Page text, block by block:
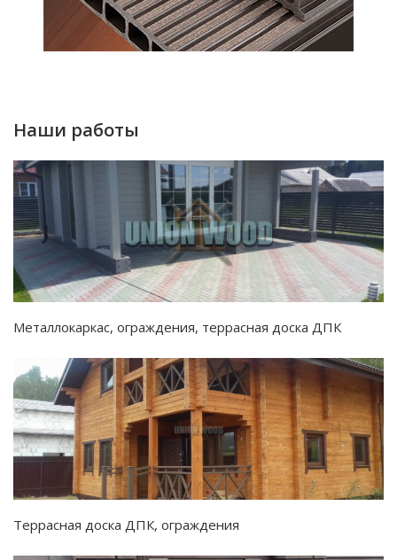
Наши работы
Металлокаркас, ограждения, террасная доска ДПК
Террасная доска ДПК, ограждения